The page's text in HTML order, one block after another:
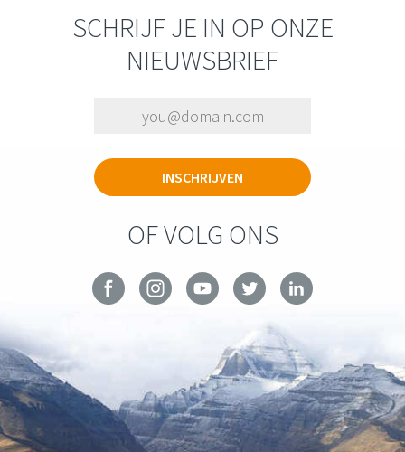
SCHRIJF JE IN OP ONZE
NIEUWSBRIEF
OF VOLG ONS